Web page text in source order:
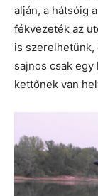
alján, a hátsóig
fékvezeték az
is szerelhetünk,
sajnos csak
kettőnek van